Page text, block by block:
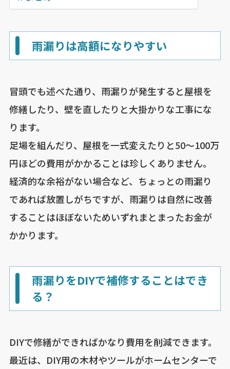
雨漏りは高額になりやすい
冒頭でも述べた通り、雨漏りが発生すると屋根を
修繕したり、壁を直したりと大掛かりな工事にな
ります。
足場を組んだり、屋根を一式変えたりと50〜100万
円ほどの費用がかかることは珍しくありません。
経済的な余裕がない場合など、ちょっとの雨漏り
であれば放置しがちですが、雨漏りは自然に改善
することはほぼないためいずれまとまったお金が
かかります。
雨漏りをDIYで補修することはでき
る？
DIYで修繕ができればかなり費用を削減できます。
最近は、DIY用の木材やツールがホームセンターで